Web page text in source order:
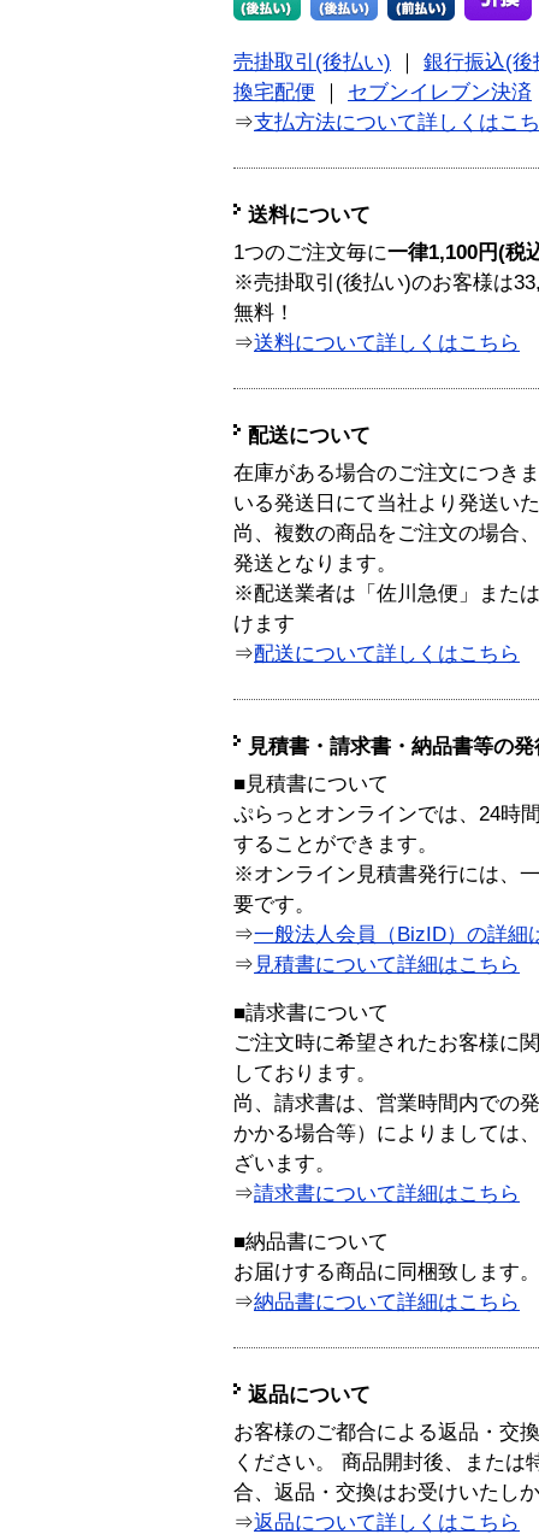
売掛取引(後払い)
銀行振込(後
換宅配便
セブンイレブン決済
⇒支払方法について詳しくはこ
送料について
1つのご注文毎に一律1,100円(税
※売掛取引(後払い)のお客様は
無料！
⇒送料について詳しくはこちら
配送について
在庫がある場合のご注文につき
いる発送日にて当社より発送い
尚、複数の商品をご注文の場合
発送となります。
※配送業者は「佐川急便」また
けます
⇒配送について詳しくはこちら
見積書・請求書・納品書等の
■見積書について
ぷらっとオンラインでは、24時
することができます。
※オンライン見積書発行には、
要です。
⇒一般法人会員（BizID）の詳細
⇒ 見積書について詳細はこちら
■請求書について
ご注文時に希望されたお客様に
しております。
尚、請求書は、営業時間内での
かかる場合等）によりましては
ざいます。
⇒請求書について詳細はこちら
■納品書について
お届けする商品に同梱致します。
⇒納品書について詳細はこちら
返品について
お客様のご都合による返品・交
ください。 商品開封後、または
合、返品・交換はお受けいたし
⇒返品について詳しくはこちら